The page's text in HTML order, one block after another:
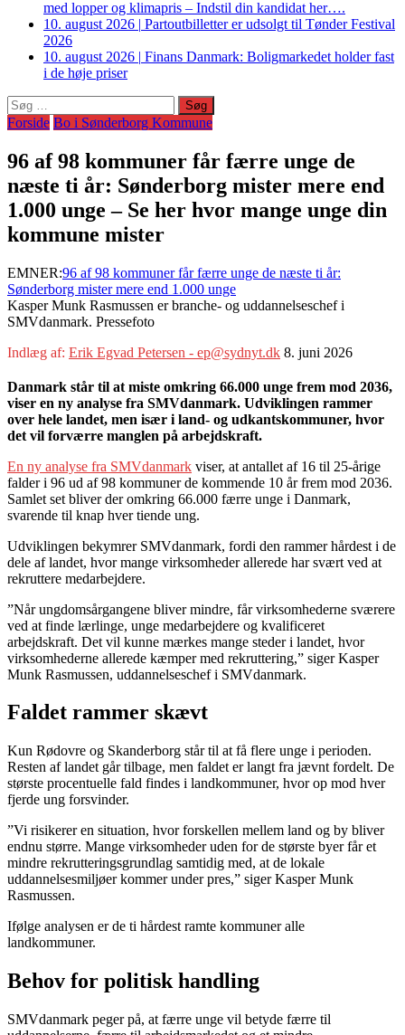
med lopper og klimapris – Indstil din kandidat her….
10. august 2026 | Partoutbilletter er udsolgt til Tønder Festival
2026
10. august 2026 | Finans Danmark: Boligmarkedet holder fast
i de høje priser
Søg
efter:
Forside Bo i Sønderborg Kommune
96 af 98 kommuner får færre unge de
næste ti år: Sønderborg mister mere end
1.000 unge – Se her hvor mange unge din
kommune mister
EMNER:96 af 98 kommuner får færre unge de næste ti år:
Sønderborg mister mere end 1.000 unge
Kasper Munk Rasmussen er branche- og uddannelseschef i
SMVdanmark. Pressefoto
Indlæg af: Erik Egvad Petersen - ep@sydnyt.dk 8. juni 2026
Danmark står til at miste omkring 66.000 unge frem mod 2036,
viser en ny analyse fra SMVdanmark. Udviklingen rammer
over hele landet, men især i land- og udkantskommuner, hvor
det vil forværre manglen på arbejdskraft.
En ny analyse fra SMVdanmark viser, at antallet af 16 til 25-årige
falder i 96 ud af 98 kommuner de kommende 10 år frem mod 2036.
Samlet set bliver der omkring 66.000 færre unge i Danmark,
svarende til knap hver tiende ung.
Udviklingen bekymrer SMVdanmark, fordi den rammer hårdest i de
dele af landet, hvor mange virksomheder allerede har svært ved at
rekruttere medarbejdere.
”Når ungdomsårgangene bliver mindre, får virksomhederne sværere
ved at finde lærlinge, unge medarbejdere og kvalificeret
arbejdskraft. Det vil kunne mærkes mange steder i landet, hvor
virksomhederne allerede kæmper med rekruttering,” siger Kasper
Munk Rasmussen, uddannelseschef i SMVdanmark.
Faldet rammer skævt
Kun Rødovre og Skanderborg står til at få flere unge i perioden.
Resten af landet går tilbage, men faldet er langt fra jævnt fordelt. De
største procentuelle fald findes i landkommuner, hvor op mod hver
fjerde ung forsvinder.
”Vi risikerer en situation, hvor forskellen mellem land og by bliver
endnu større. Mange virksomheder uden for de største byer får et
mindre rekrutteringsgrundlag samtidig med, at de lokale
uddannelsesmiljøer kommer under pres,” siger Kasper Munk
Rasmussen.
Ifølge analysen er de ti hårdest ramte kommuner alle
landkommuner.
Behov for politisk handling
SMVdanmark peger på, at færre unge vil betyde færre til